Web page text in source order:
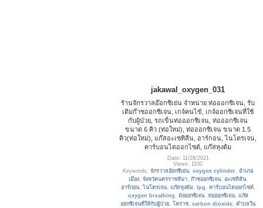
jakawal_oxygen_031
ร้านจักรวาลอ๊อกซิเย่น จำหน่าย ท่อออกซิเจน, รับ
เติมก๊าซออกซิเจน, เกจ์คนไข้, เกจ์ออกซิเจนที่ใช้
กับผู้ป่วย, รถเข็นท่อออกซิเจน, ท่อออกซิเจน
ขนาด 6 คิว (ท่อใหม่), ท่อออกซิเจน ขนาด 1.5
คิว(ท่อใหม่), แก๊สอะเซทิลีน, อาร์กอน, ไนโตรเจน,
คาร์บอนไดออกไซด์, แก๊สหุงต้ม
Date: 11/28/2021
Views: 1100
Keywords:จักรวาลอ๊อกซิเย่น,oxygen cylinder, อำเภอ
เมือง, จังหวัดนครราชสีมา, ก๊าซออกซิเจน, อะเซทิลีน,
อาร์กอน, ไนโตรเจน, แก๊สหุงต้ม, lpg , คาร์บอนไดออกไซด์,
oxygen breathing , ถังออกซิเจน, ท่อออกซิเจน, แก๊ส
ออกซิเจนที่ให้กับผู้ป่วย,โคราช,carbon dioxide,ตำบลใน